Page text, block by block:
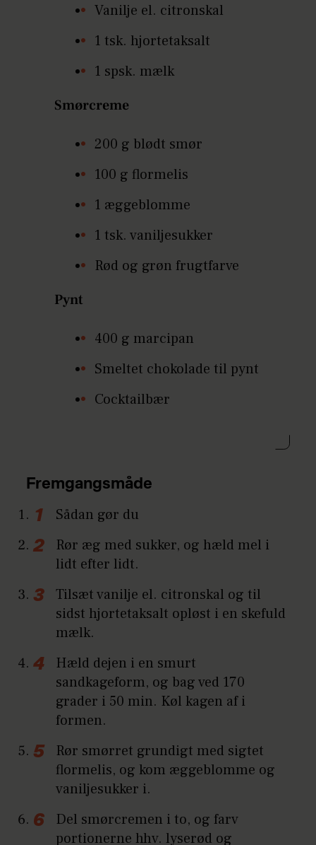
Vanilje el. citronskal
1 tsk. hjortetaksalt
1 spsk. mælk
Smørcreme
200 g blødt smør
100 g flormelis
1 æggeblomme
1 tsk. vaniljesukker
Rød og grøn frugtfarve
Pynt
400 g marcipan
Smeltet chokolade til pynt
Cocktailbær
Fremgangsmåde
Sådan gør du
Rør æg med sukker, og hæld mel i
lidt efter lidt.
Tilsæt vanilje el. citronskal og til
sidst hjortetaksalt opløst i en skefuld
mælk.
Hæld dejen i en smurt
sandkageform, og bag ved 170
grader i 50 min. Køl kagen af i
formen.
Rør smørret grundigt med sigtet
flormelis, og kom æggeblomme og
vaniljesukker i.
Del smørcremen i to, og farv
portionerne hhv. lyserød og